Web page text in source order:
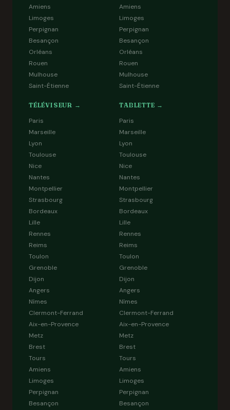
Amiens
Limoges
Perpignan
Besançon
Orléans
Rouen
Mulhouse
Saint-Étienne
Amiens
Limoges
Perpignan
Besançon
Orléans
Rouen
Mulhouse
Saint-Étienne
TÉLÉVISEUR →
Paris
Marseille
Lyon
Toulouse
Nice
Nantes
Montpellier
Strasbourg
Bordeaux
Lille
Rennes
Reims
Toulon
Grenoble
Dijon
Angers
Nîmes
Clermont-Ferrand
Aix-en-Provence
Metz
Brest
Tours
Amiens
Limoges
Perpignan
Besançon
TABLETTE →
Paris
Marseille
Lyon
Toulouse
Nice
Nantes
Montpellier
Strasbourg
Bordeaux
Lille
Rennes
Reims
Toulon
Grenoble
Dijon
Angers
Nîmes
Clermont-Ferrand
Aix-en-Provence
Metz
Brest
Tours
Amiens
Limoges
Perpignan
Besançon